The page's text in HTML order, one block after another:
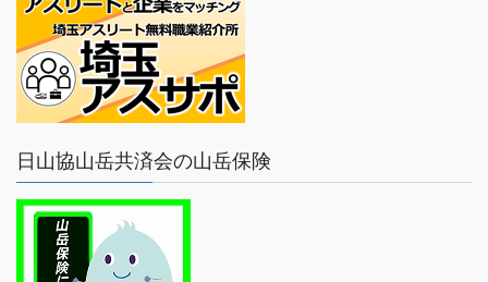
日山協山岳共済会の山岳保険